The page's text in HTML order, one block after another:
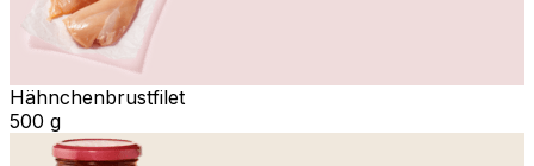
Hähnchenbrustfilet
500 g